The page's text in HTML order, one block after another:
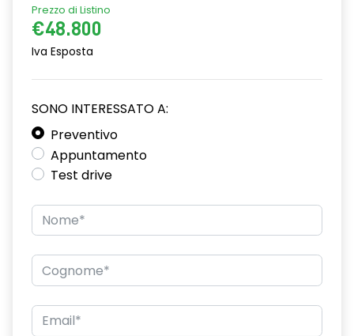
Cinture di sicurezza
Display multifunzione
Fari posteriori a led
Freno di stazionamento elettrico
Illuminazione ambientale
Pacchetto sicurezza
Sedile guidatore elettrico
Prezzo di Listino
€48.800
Iva Esposta
SONO INTERESSATO A:
Preventivo
Appuntamento
Test drive